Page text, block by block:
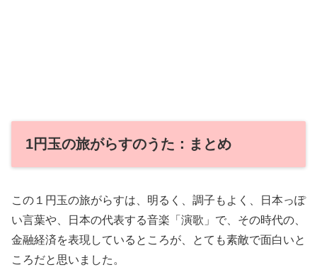
1円玉の旅がらすのうた：まとめ
この１円玉の旅がらすは、明るく、調子もよく、日本っぽ
い言葉や、日本の代表する音楽「演歌」で、その時代の、
金融経済を表現しているところが、とても素敵で面白いと
ころだと思いました。